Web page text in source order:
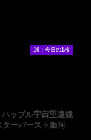
10：今日の1枚
ッブル宇宙望遠鏡
ーバースト銀河